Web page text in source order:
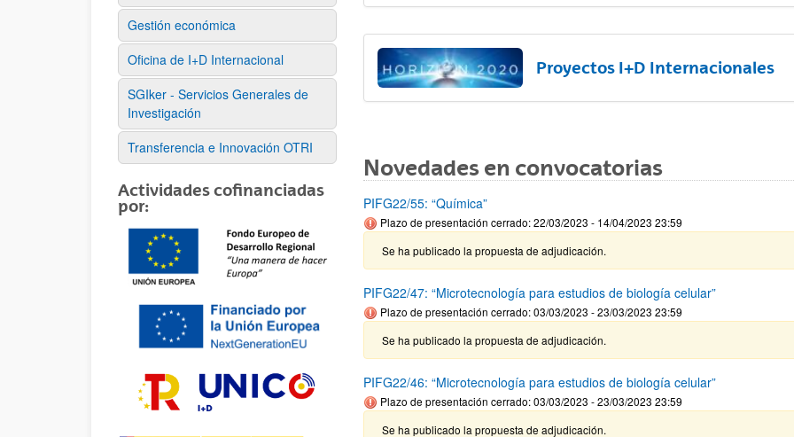
Gestión económica
Oficina de I+D Internacional
SGIker - Servicios Generales de
Investigación
Transferencia e Innovación OTRI
Actividades cofinanciadas
por:
Proyectos I+D Internacionales
Novedades en convocatorias
PIFG22/55: “Química”
Plazo de presentación cerrado: 22/03/2023 - 14/04/2023 23:59
Se ha publicado la propuesta de adjudicación.
PIFG22/47: “Microtecnología para estudios de biología celular”
Plazo de presentación cerrado: 03/03/2023 - 23/03/2023 23:59
Se ha publicado la propuesta de adjudicación.
PIFG22/46: “Microtecnología para estudios de biología celular”
Plazo de presentación cerrado: 03/03/2023 - 23/03/2023 23:59
Se ha publicado la propuesta de adjudicación.